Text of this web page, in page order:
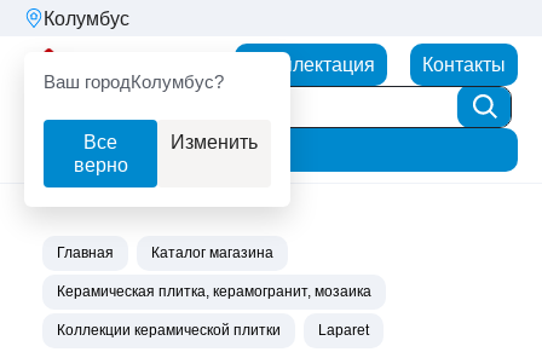
Колумбус
Ваш городКолумбус?
Все
верно
Изменить
Комплектация Контакты
Фильтр
Главная Каталог магазина
Керамическая плитка, керамогранит, мозаика
Коллекции керамической плитки Laparet